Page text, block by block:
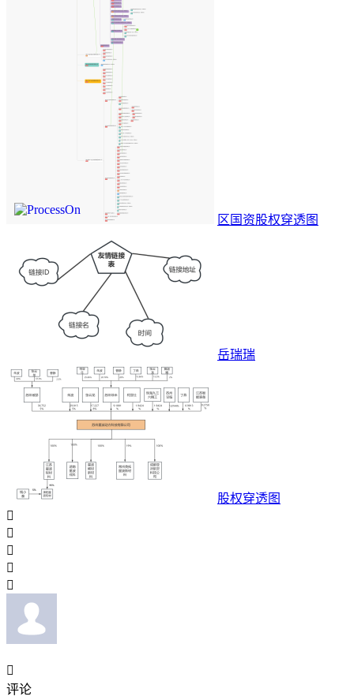
区国资股权穿透图
岳瑞瑞
股权穿透图






评论